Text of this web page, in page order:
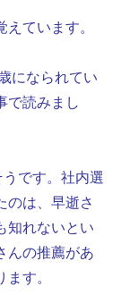
ています。
になられてい
で読みまし
です。社内選
のは、早逝さ
知れないとい
んの推薦があ
す。